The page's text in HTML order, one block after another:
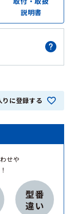
説明書
りに登録する
せや